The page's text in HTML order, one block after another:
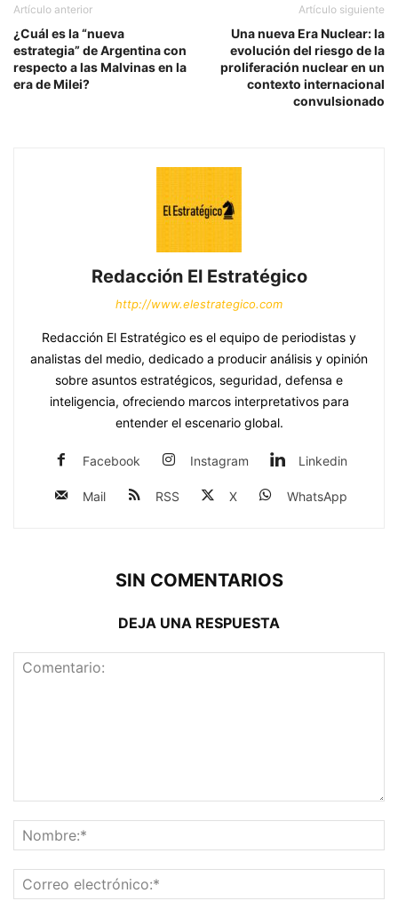
Artículo anterior
¿Cuál es la “nueva
estrategia” de Argentina con
respecto a las Malvinas en la
era de Milei?
Artículo siguiente
Una nueva Era Nuclear: la
evolución del riesgo de la
proliferación nuclear en un
contexto internacional
convulsionado
Redacción El Estratégico
http://www.elestrategico.com
Redacción El Estratégico es el equipo de periodistas y
analistas del medio, dedicado a producir análisis y opinión
sobre asuntos estratégicos, seguridad, defensa e
inteligencia, ofreciendo marcos interpretativos para
entender el escenario global.
Facebook Instagram Linkedin
Mail RSS X WhatsApp
SIN COMENTARIOS
DEJA UNA RESPUESTA